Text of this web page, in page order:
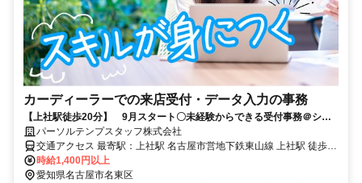
カーディーラーでの来店受付・データ入力の事務
【上社駅徒歩20分】 9月スタート〇未経験からできる受付事務＠シフ
ト制＝お休み自由
パーソルテンプスタッフ株式会社
交通アクセス 最寄駅：上社駅 名古屋市営地下鉄東山線 上社駅 徒歩20
時給1,400円以上
愛知県名古屋市名東区